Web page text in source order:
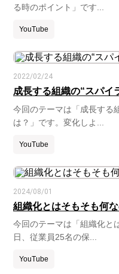
る時のポイント」です...
YouTube
2022/02/24
成長する組織の“スパイ
今回のテーマは「成長する
は？」です。変化しよ...
YouTube
2024/08/01
組織化とはそもそも何
今回のテーマは「組織化と
日、従業員25名の保...
YouTube